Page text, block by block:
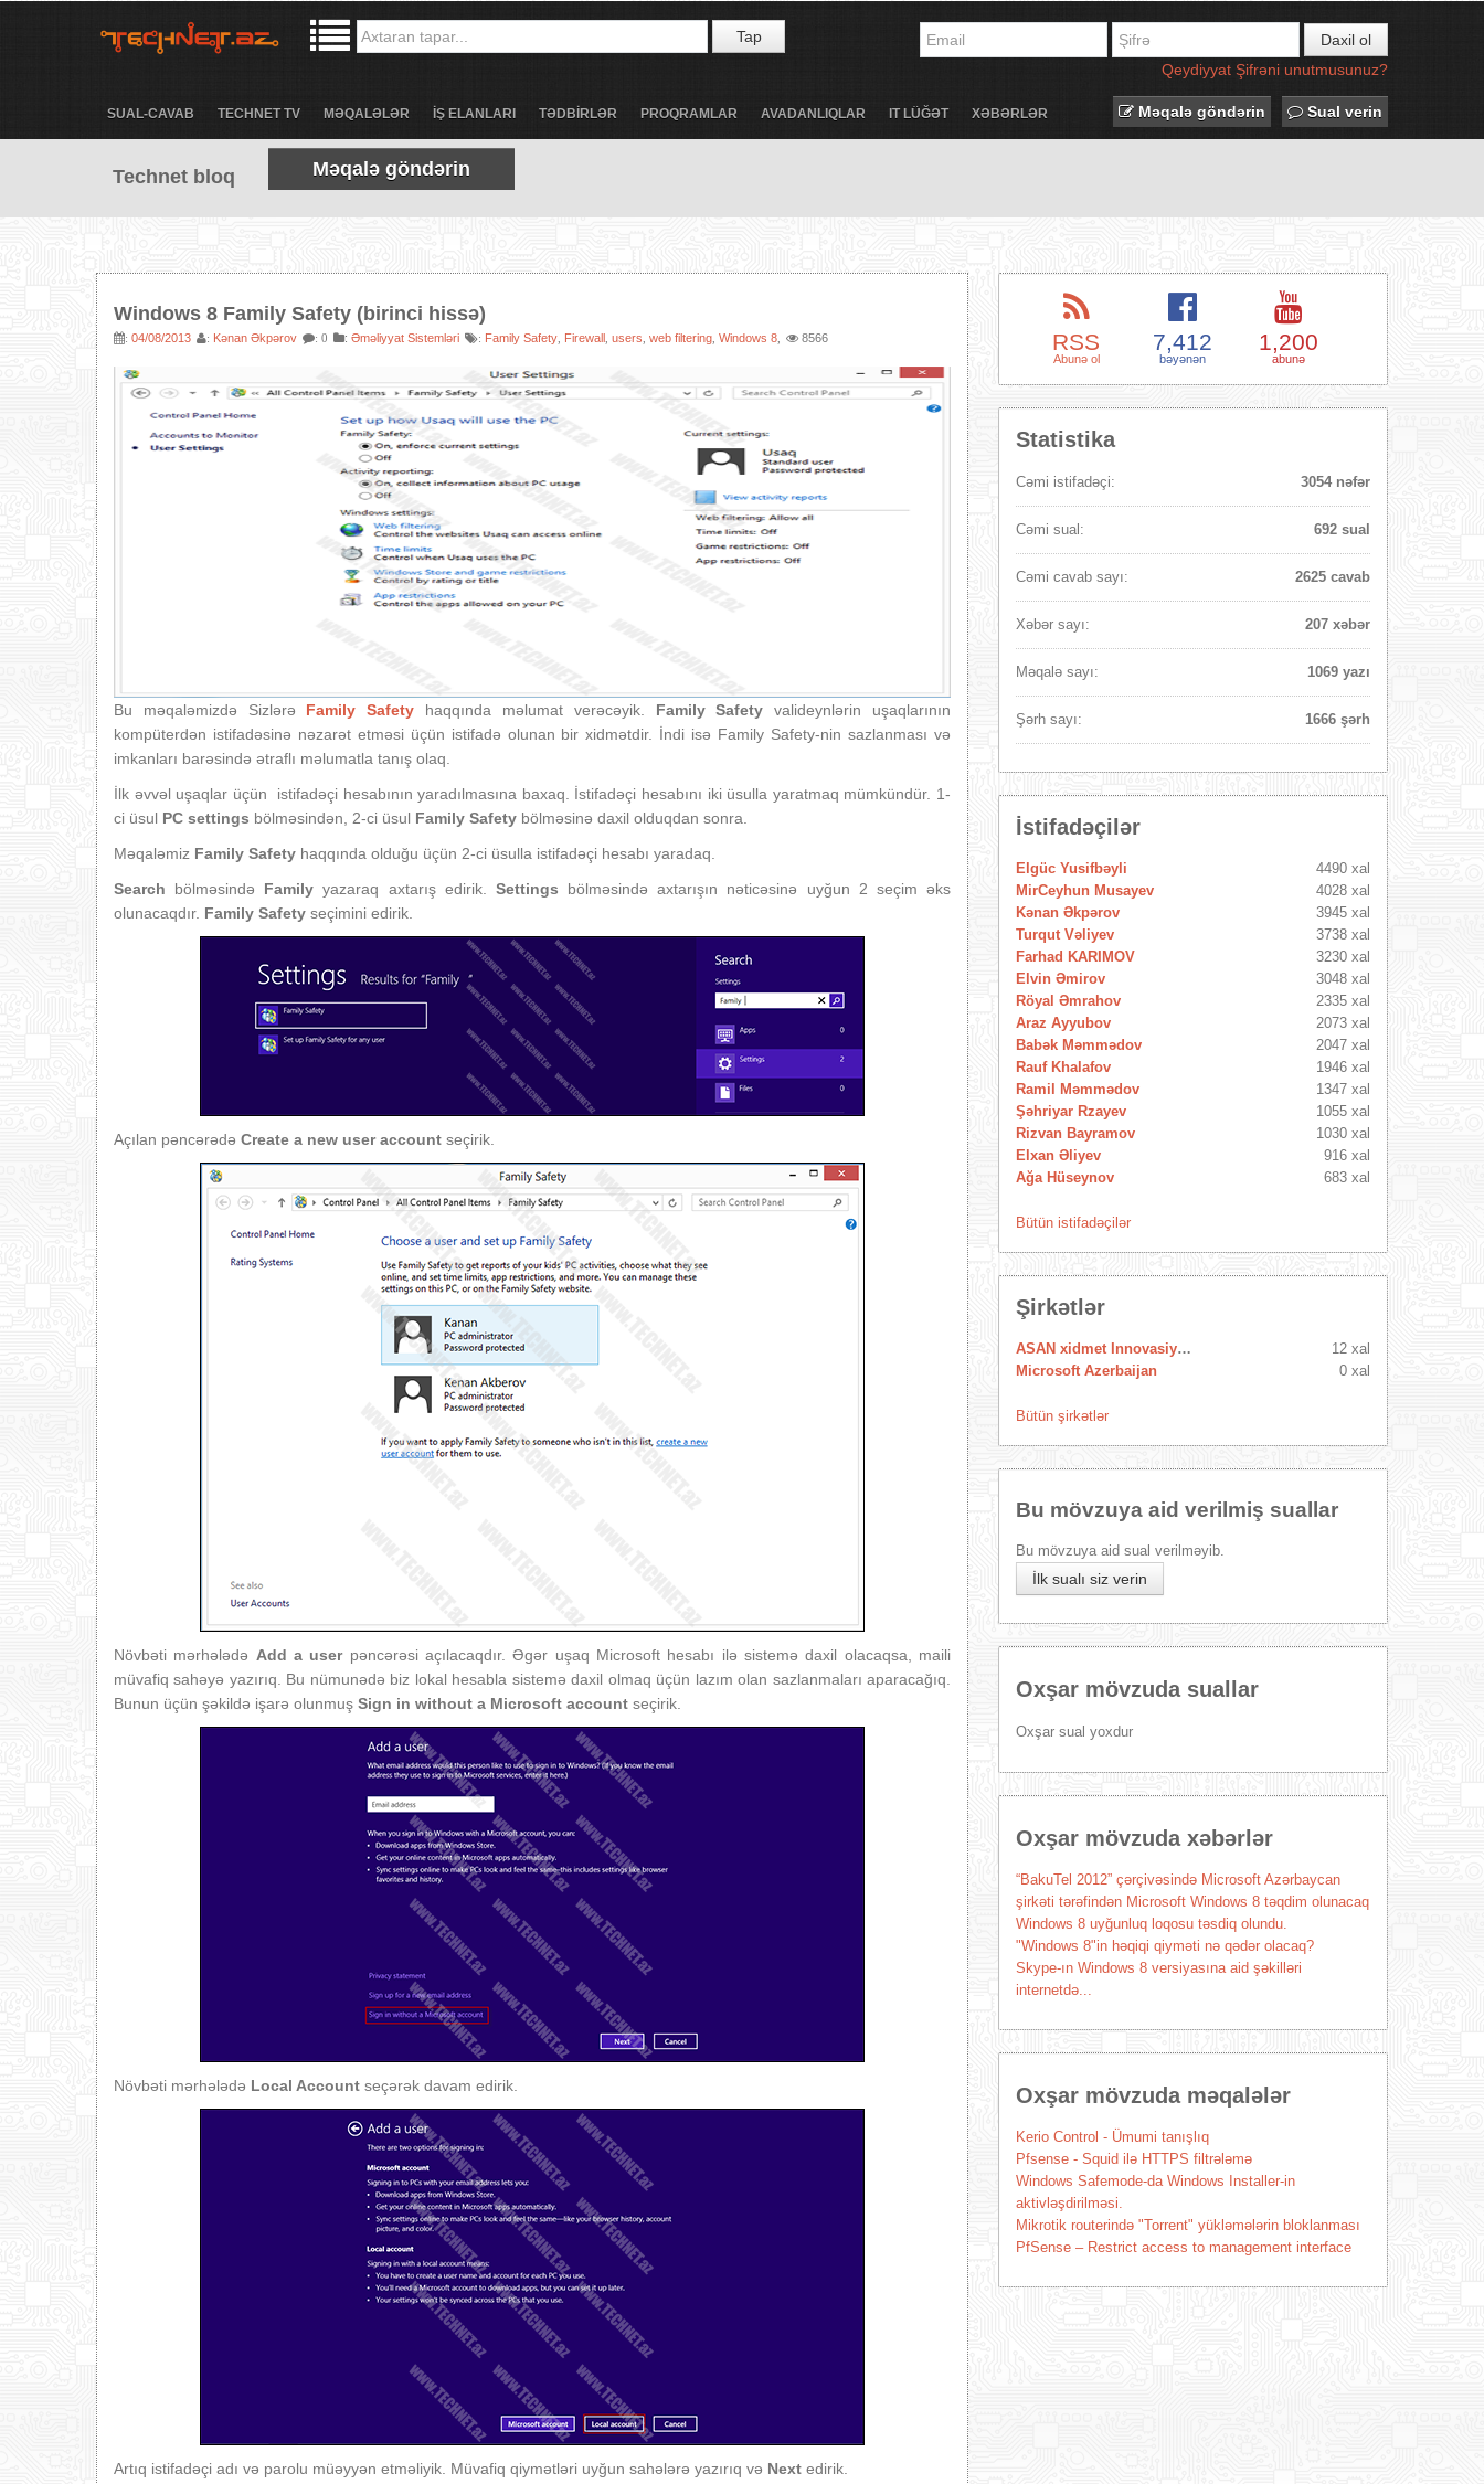
Tap
Daxil ol
Qeydiyyat Şifrəni unutmusunuz?
SUAL-CAVAB TECHNET TV MƏQALƏLƏR İŞ ELANLARI TƏDBİRLƏR PROQRAMLAR AVADANLIQLAR IT LÜĞƏT XƏBƏRLƏR Məqalə göndərin Sual verin
Technet bloq Məqalə göndərin
Windows 8 Family Safety (birinci hissə)
: 04/08/2013 : Kənan Əkpərov : 0 : Əməliyyat Sistemləri : Family Safety Firewall users web filtering Windows 8 8566
Bu məqaləmizdə Sizlərə Family Safety haqqında məlumat verəcəyik. Family Safety valideynlərin uşaqlarının
kompüterdən istifadəsinə nəzarət etməsi üçün istifadə olunan bir xidmətdir. İndi isə Family Safety-nin sazlanması və
imkanları barəsində ətraflı məlumatla tanış olaq.
İlk əvvəl uşaqlar üçün istifadəçi hesabının yaradılmasına baxaq. İstifadəçi hesabını iki üsulla yaratmaq mümkündür. 1-
ci üsul PC settings bölməsindən, 2-ci üsul Family Safety bölməsinə daxil olduqdan sonra.
Məqaləmiz Family Safety haqqında olduğu üçün 2-ci üsulla istifadəçi hesabı yaradaq.
Search bölməsində Family yazaraq axtarış edirik. Settings bölməsində axtarışın nəticəsinə uyğun 2 seçim əks
olunacaqdır. Family Safety seçimini edirik.
Açılan pəncərədə Create a new user account seçirik.
Növbəti mərhələdə Add a userpəncərəsi açılacaqdır. Əgər uşaq Microsoft hesabı ilə sistemə daxil olacaqsa, maili
müvafiq sahəyə yazırıq. Bu nümunədə biz lokal hesabla sistemə daxil olmaq üçün lazım olan sazlanmaları aparacağıq.
Bunun üçün şəkildə işarə olunmuş Sign in without a Microsoft account seçirik.
Növbəti mərhələdə Local Account seçərək davam edirik.
Artıq istifadəçi adı və parolu müəyyən etməliyik. Müvafiq qiymətləri uyğun sahələrə yazırıq və Next edirik.
RSS
Abunə ol
7,412
bəyənən
1,200
abunə
Statistika
Cəmi istifadəçi: 3054 nəfər
Cəmi sual: 692 sual
Cəmi cavab sayı: 2625 cavab
Xəbər sayı: 207 xəbər
Məqalə sayı: 1069 yazı
Şərh sayı: 1666 şərh
İstifadəçilər
Elgüc Yusifbəyli
4490 xal
MirCeyhun Musayev
4028 xal
Kənan Əkpərov
3945 xal
Turqut Vəliyev
3738 xal
Farhad KARIMOV
3230 xal
Elvin Əmirov
3048 xal
Röyal Əmrahov
2335 xal
Araz Ayyubov
2073 xal
Babək Məmmədov
2047 xal
Rauf Khalafov
1946 xal
Ramil Məmmədov
1347 xal
Şəhriyar Rzayev
1055 xal
Rizvan Bayramov
1030 xal
Elxan Əliyev
916 xal
Ağa Hüseynov
683 xal
Bütün istifadəçilər
Şirkətlər
ASAN xidmet Innovasiya Mərkəzi
12 xal
Microsoft Azerbaijan
0 xal
Bütün şirkətlər
Bu mövzuya aid verilmiş suallar
Bu mövzuya aid sual verilməyib.
İlk sualı siz verin
Oxşar mövzuda suallar
Oxşar sual yoxdur
Oxşar mövzuda xəbərlər
“BakuTel 2012” çərçivəsində Microsoft Azərbaycan
şirkəti tərəfindən Microsoft Windows 8 təqdim olunacaq
Windows 8 uyğunluq loqosu təsdiq olundu.
"Windows 8"in həqiqi qiyməti nə qədər olacaq?
Skype-ın Windows 8 versiyasına aid şəkilləri
internetdə...
Oxşar mövzuda məqalələr
Kerio Control - Ümumi tanışlıq
Pfsense - Squid ilə HTTPS filtrələmə
Windows Safemode-da Windows Installer-in
aktivləşdirilməsi.
Mikrotik routerində "Torrent" yükləmələrin bloklanması
PfSense – Restrict access to management interface